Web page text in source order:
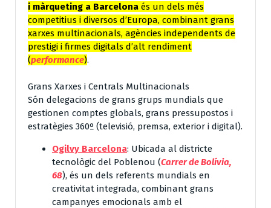
i màrqueting a Barcelona és un dels més
competitius i diversos d’Europa, combinant grans
xarxes multinacionals, agències independents de
prestigi i firmes digitals d’alt rendiment
(performance).
Grans Xarxes i Centrals Multinacionals
Són delegacions de grans grups mundials que
gestionen comptes globals, grans pressupostos i
estratègies 360º (televisió, premsa, exterior i digital).
Ogilvy Barcelona: Ubicada al districte
tecnològic del Poblenou (Carrer de Bolívia,
68), és un dels referents mundials en
creativitat integrada, combinant grans
campanyes emocionals amb el